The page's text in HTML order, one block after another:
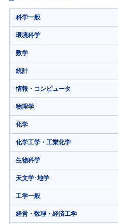
科学一般
環境科学
数学
統計
情報・コンピュータ
物理学
化学
化学工学・工業化学
生物科学
天文学･地学
工学一般
経営・数理・経済工学